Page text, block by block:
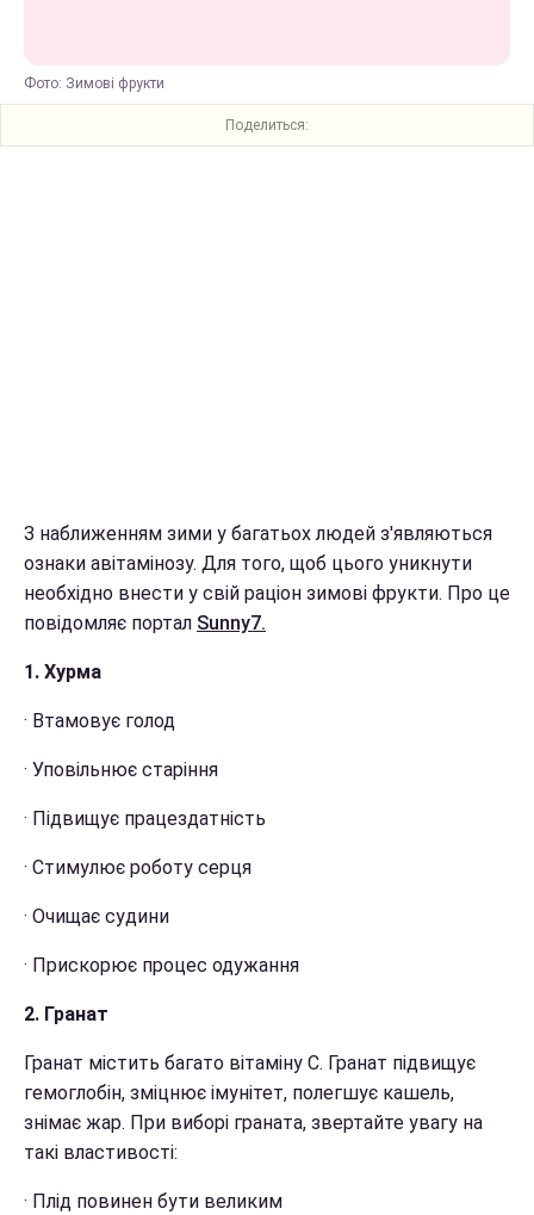
Фото: Зимові фрукти
Поделиться:
З наближенням зими у багатьох людей з'являються
ознаки авітамінозу. Для того, щоб цього уникнути
необхідно внести у свій раціон зимові фрукти. Про це
повідомляє портал Sunny7.
1. Хурма
· Втамовує голод
· Уповільнює старіння
· Підвищує працездатність
· Стимулює роботу серця
· Очищає судини
· Прискорює процес одужання
2. Гранат
Гранат містить багато вітаміну С. Гранат підвищує
гемоглобін, зміцнює імунітет, полегшує кашель,
знімає жар. При виборі граната, звертайте увагу на
такі властивості:
· Плід повинен бути великим